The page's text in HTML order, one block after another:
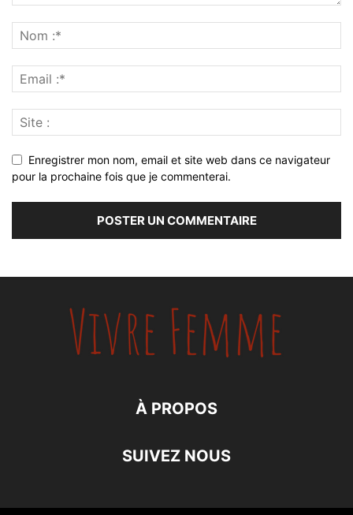
Enregistrer mon nom, email et site web dans ce navigateur
pour la prochaine fois que je commenterai.
À PROPOS
SUIVEZ NOUS